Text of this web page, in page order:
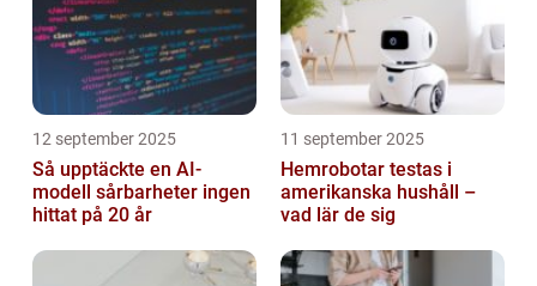
12 september 2025
Så upptäckte en AI-
modell sårbarheter ingen
hittat på 20 år
11 september 2025
Hemrobotar testas i
amerikanska hushåll –
vad lär de sig